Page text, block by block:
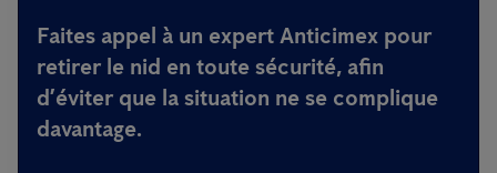
Faites appel à un expert Anticimex pour
retirer le nid en toute sécurité, afin
d’éviter que la situation ne se complique
davantage.